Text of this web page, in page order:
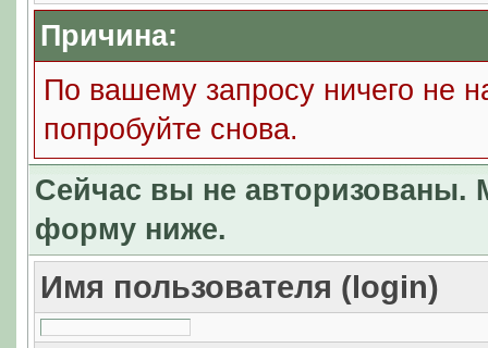
Причина:
По вашему запросу ничего не
попробуйте снова.
Сейчас вы не авторизованы.
форму ниже.
Имя пользователя (login)